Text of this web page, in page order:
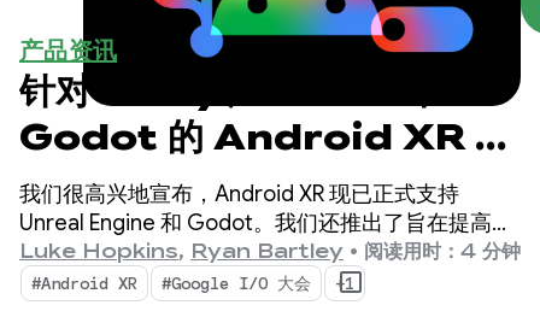
产品资讯
针对 Unity、Unreal 和
Godot 的 Android XR 更
新
我们很高兴地宣布，Android XR 现已正式支持
Unreal Engine 和 Godot。我们还推出了旨在提高您
的工作效率并启用新的 XR 功能的新工具：Android
XR Engine Hub 和 Android XR Interaction
Luke Hopkins, Ryan Bartley • 阅读用时：4 分钟
#Android XR #Google I/O 大会 +1